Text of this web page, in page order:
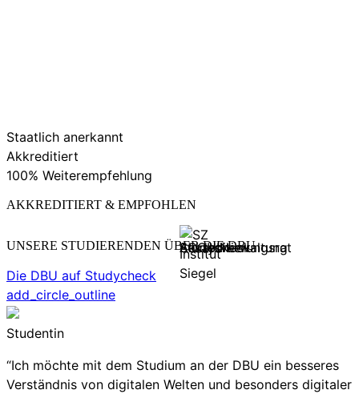
Staatlich anerkannt
Akkreditiert
100% Weiterempfehlung
AKKREDITIERT & EMPFOHLEN
UNSERE STUDIERENDEN ÜBER DIE DBU
Die DBU auf Studycheck
add_circle_outline
Studentin
“Ich möchte mit dem Studium an der DBU ein besseres
Verständnis von digitalen Welten und besonders digitaler